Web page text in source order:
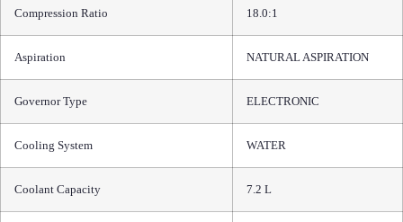
Compression Ratio 18.0:1
Aspiration NATURAL ASPIRATION
Governor Type ELECTRONIC
Cooling System WATER
Coolant Capacity 7.2 L